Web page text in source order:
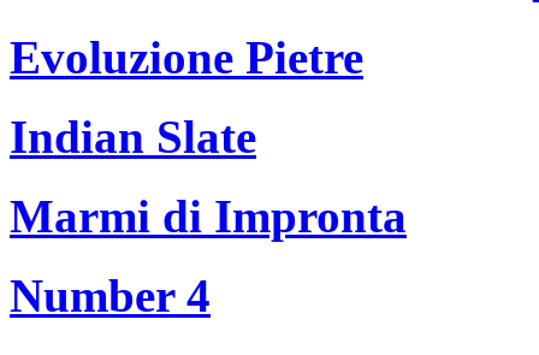
Evoluzione Pietre
Indian Slate
Marmi di Impronta
Number 4